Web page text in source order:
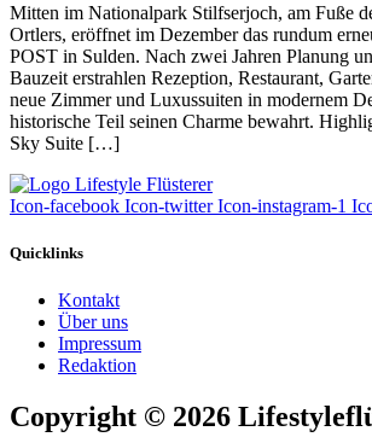
Mitten im Nationalpark Stilfserjoch, am Fuße
Ortlers, eröffnet im Dezember das rundum
POST in Sulden. Nach zwei Jahren Planung
Bauzeit erstrahlen Rezeption, Restaurant,
neue Zimmer und Luxussuiten in modernem
historische Teil seinen Charme bewahrt.
Sky Suite […]
Icon-facebook Icon-twitter Icon-instagram-1
Quicklinks
Kontakt
Über uns
Impressum
Redaktion
Copyright © 2026